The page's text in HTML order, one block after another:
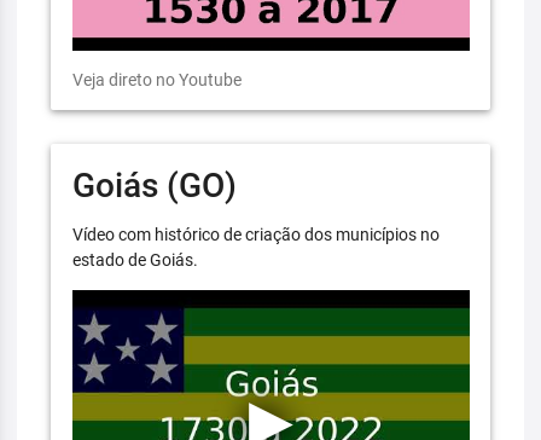
Veja direto no Youtube
Goiás (GO)
Vídeo com histórico de criação dos municípios no
estado de Goiás.